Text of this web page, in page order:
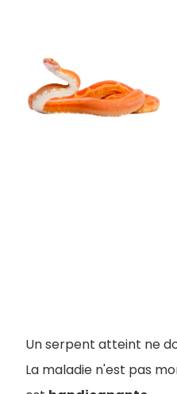
Un serpent atteint ne
La maladie n'est pas